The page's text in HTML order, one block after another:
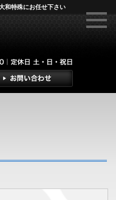
和特殊にお任せ下さい